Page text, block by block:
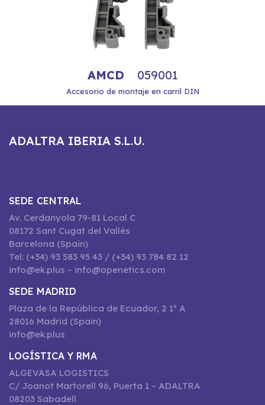
AMCD 059001
Accesorio de montaje en carril DIN
ADALTRA IBERIA S.L.U.
SEDE CENTRAL
Av. Cerdanyola 79-81 Local C
08172 Sant Cugat del Vallès
Barcelona (Spain)
Tel: (+34) 93 583 95 43 / (+34) 93 784 82 12
info@ek.plus – info@openetics.com
SEDE MADRID
Plaza de la República de Ecuador, 2 1º A
28016 Madrid (Spain)
info@ek.plus
LOGÍSTICA Y RMA
ALGEVASA LOGISTICS
C/ Joanot Martorell 96, Puerta 1 – ADALTRA
08203 Sabadell